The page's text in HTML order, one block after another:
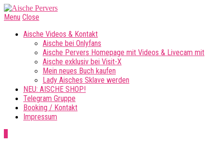
Menu Close
Aische Videos & Kontakt
Aische bei Onlyfans
Aische Pervers Homepage mit Videos & Livecam mit
Aische exklusiv bei Visit-X
Mein neues Buch kaufen
Lady Aisches Sklave werden
NEU: AISCHE SHOP!
Telegram Gruppe
Booking / Kontakt
Impressum